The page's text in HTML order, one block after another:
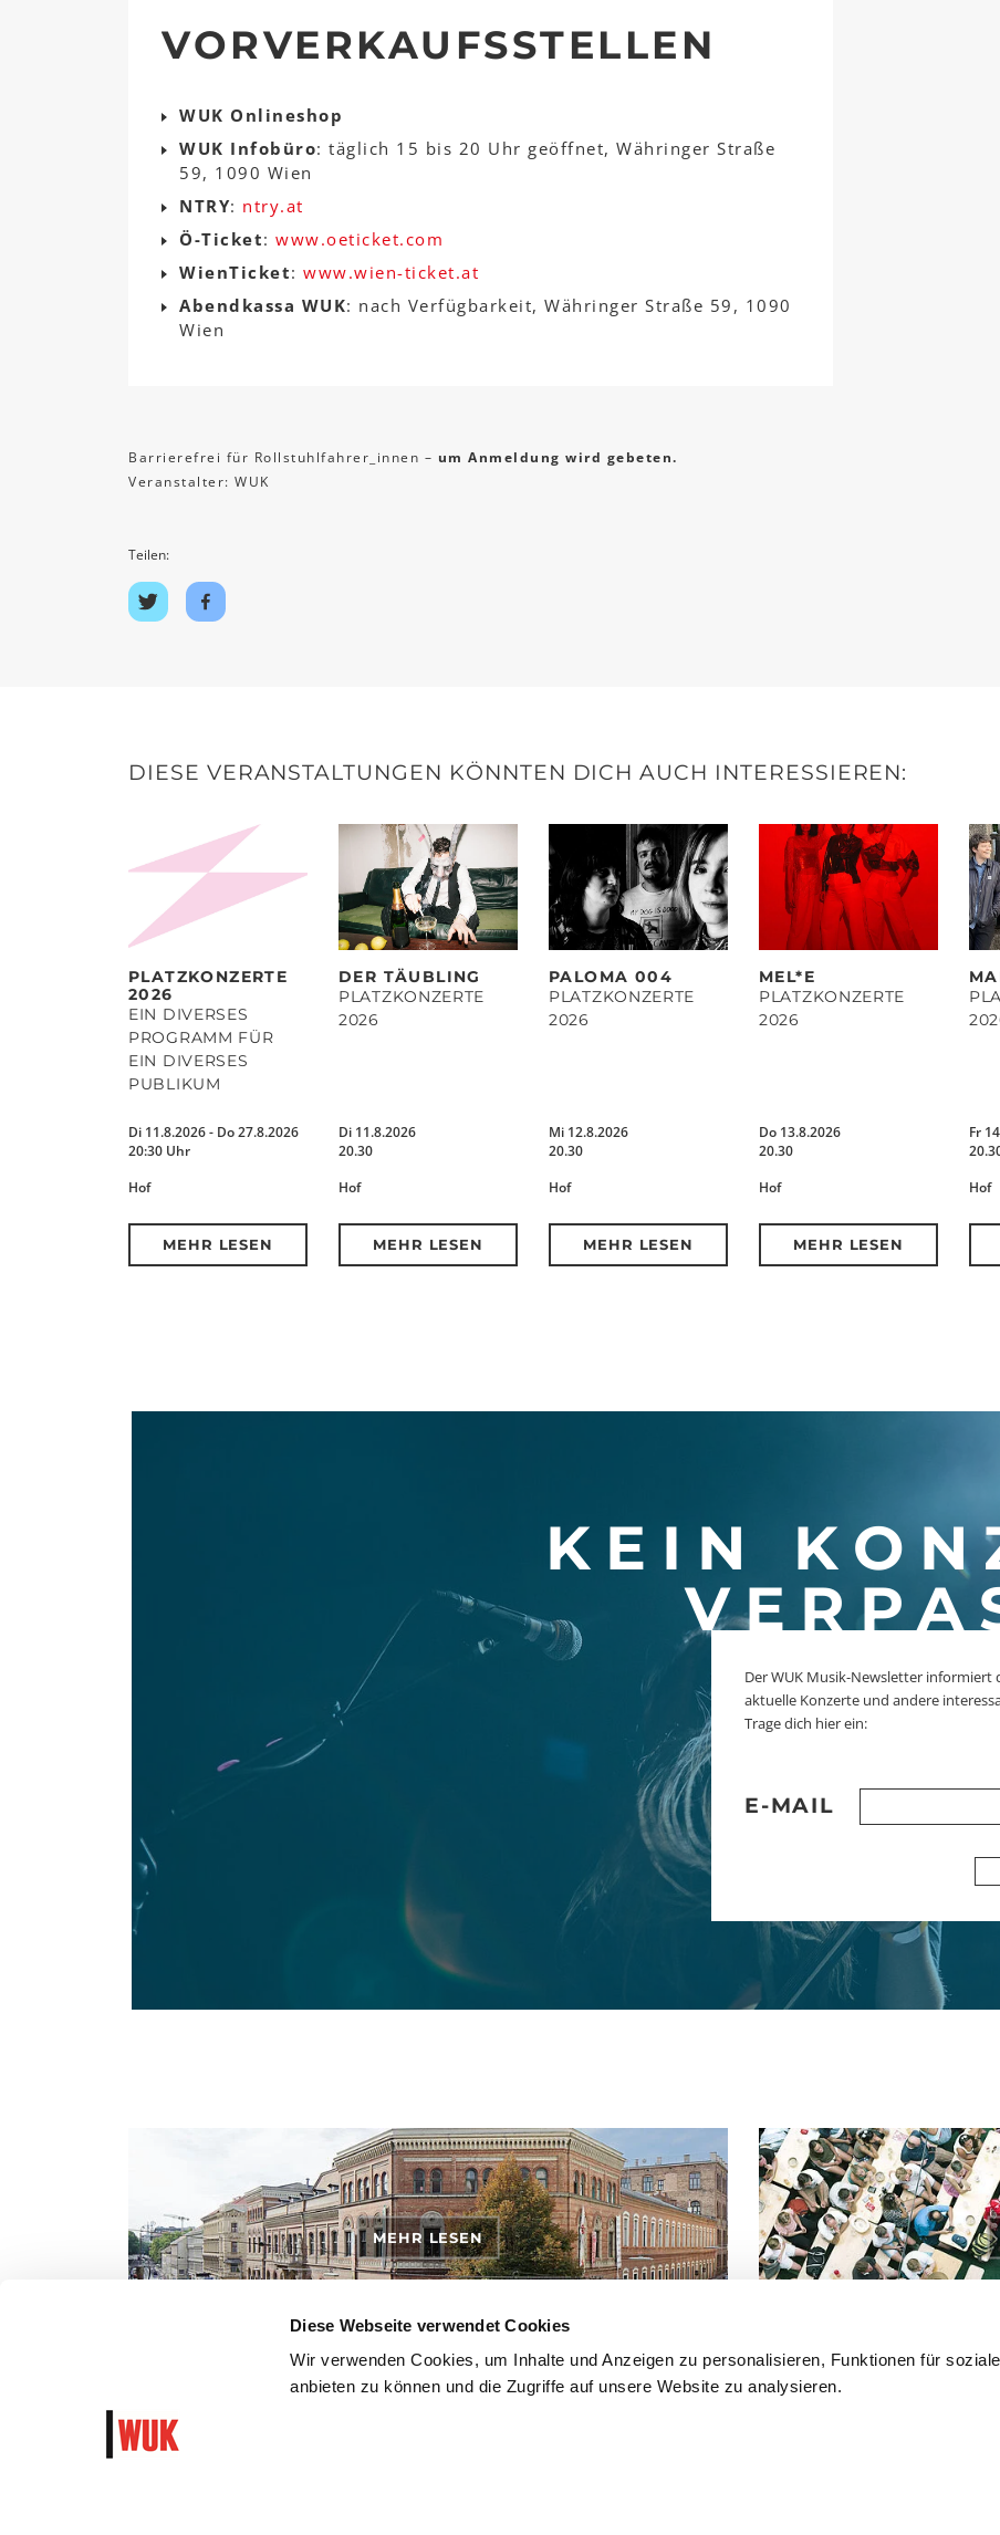
Diese Webseite verwendet Cookies
Wir verwenden Cookies, um Inhalte und Anzeigen zu personalisieren, Funktionen für
anbieten zu können und die Zugriffe auf unsere Website zu analysieren.
VORVERKAUFSSTELLEN
WUK Onlineshop
WUK Infobüro: täglich 15 bis 20 Uhr geöffnet, Währinger Straße
59, 1090 Wien
NTRY: ntry.at
Ö-Ticket: www.oeticket.com
WienTicket: www.wien-ticket.at
Abendkassa WUK: nach Verfügbarkeit, Währinger Straße 59, 1090
Wien
Barrierefrei für Rollstuhlfahrer_innen – um Anmeldung wird gebeten.
Veranstalter: WUK
Teilen:
Auf
Twitter
Auf
Facebook
DIESE VERANSTALTUNGEN KÖNNTEN DICH AUCH INTERESSIEREN:
PLATZKONZERTE
2026
EIN DIVERSES
PROGRAMM FÜR
EIN DIVERSES
PUBLIKUM
Di 11.8.2026 - Do 27.8.2026
20:30 Uhr
Hof
MEHR LESEN
DER TÄUBLING
PLATZKONZERTE
2026
Di 11.8.2026
20.30
Hof
MEHR LESEN
PALOMA 004
PLATZKONZERTE
2026
Mi 12.8.2026
20.30
Hof
MEHR LESEN
MEL*E
PLATZKONZERTE
2026
Do 13.8.2026
20.30
Hof
MEHR LESEN
Fr
Hof
KEIN
Der WUK Musik-Newsletter informiert
aktuelle Konzerte und andere
Trage dich hier ein:
E-MAIL
MEHR LESEN
So kommst du mit den öffentlichen Verkehrsmitteln, zu Fuß, mit dem Fahrrad oder mit
Häufig gestellte Fragen und